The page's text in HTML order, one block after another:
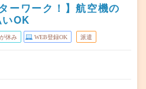
ーワーク！】航空機の
OK
休み WEB登録OK 派遣